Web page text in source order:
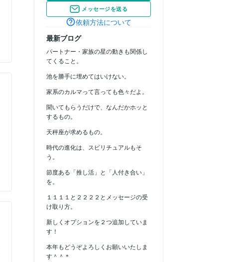
メッセージを送る
依頼方法について
最新ブログ
パートナー・家族の星の動きも関係し
てくること。
池を勝手に埋めてはいけない。
家系のカルマって言っても色々だよ。
聞いてもらうだけで、なんだかホッと
するもの。
天秤座が求めるもの。
時代の進化は、スピリチュアルもそ
う。
節度ある「推し活」と「人付き合い」
を。
１１１１と２２２２とメッセージの受
け取り方。
新しくオプションを２つ追加していま
す！
本年もどうぞよろしくお願いいたしま
す＾＾＊